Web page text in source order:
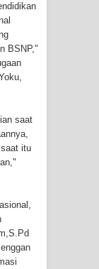
Hari
with
Sawah
BSNP,"
saat
itu